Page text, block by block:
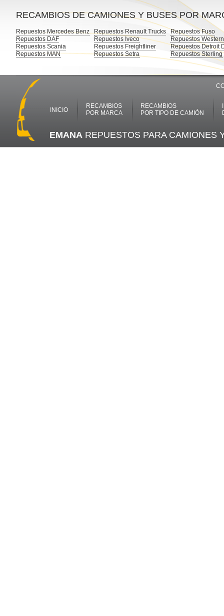
RECAMBIOS DE CAMIONES Y BUSES POR
Repuestos Mercedes Benz
Repuestos DAF
Repuestos Scania
Repuestos MAN
Repuestos Renault Trucks
Repuestos Iveco
Repuestos Freightliner
Repuestos Setra
Repuestos Fuso
Repuestos
Repuestos Detroit
Repuestos Sterling
INICIO
RECAMBIOS
POR MARCA
RECAMBIOS
POR TIPO DE CAMIÓN
EMANA REPUESTOS PARA CAMIONES